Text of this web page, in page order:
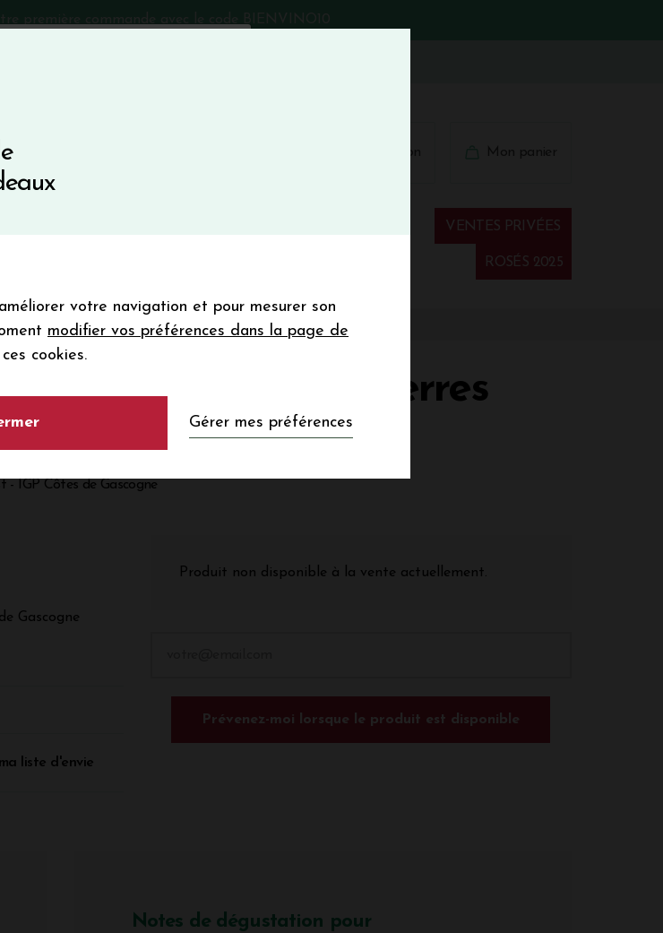
votre navigation et pour mesurer son
modifier vos préférences dans la page de
cookies.
Gérer mes préférences
ROSÉS 2025
VENTES PRIVÉES
CHIROULET Terres
2021
- IGP Côtes de Gascogne
Gascogne
liste d'envie
Produit non disponible à la vente actuellement.
Prévenez-moi lorsque le produit est disponible
Notes de dégustation pour
En m’abonnant, j’accepte de recevoir la newsletter de la
de Bordeaux.